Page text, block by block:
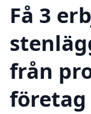
Få 3
från
företag